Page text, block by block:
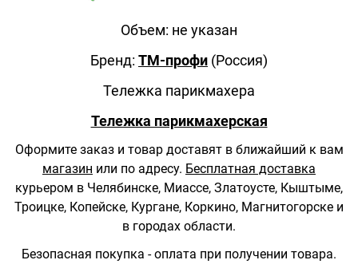
Объем: не указан
Бренд: ТМ-профи (Россия)
Тележка парикмахера
Тележка парикмахерская
Оформите заказ и товар доставят в ближайший к вам
магазин или по адресу. Бесплатная доставка
курьером в Челябинске, Миассе, Златоусте, Кыштыме,
Троицке, Копейске, Кургане, Коркино, Магнитогорске и
в городах области.
Безопасная покупка - оплата при получении товара.